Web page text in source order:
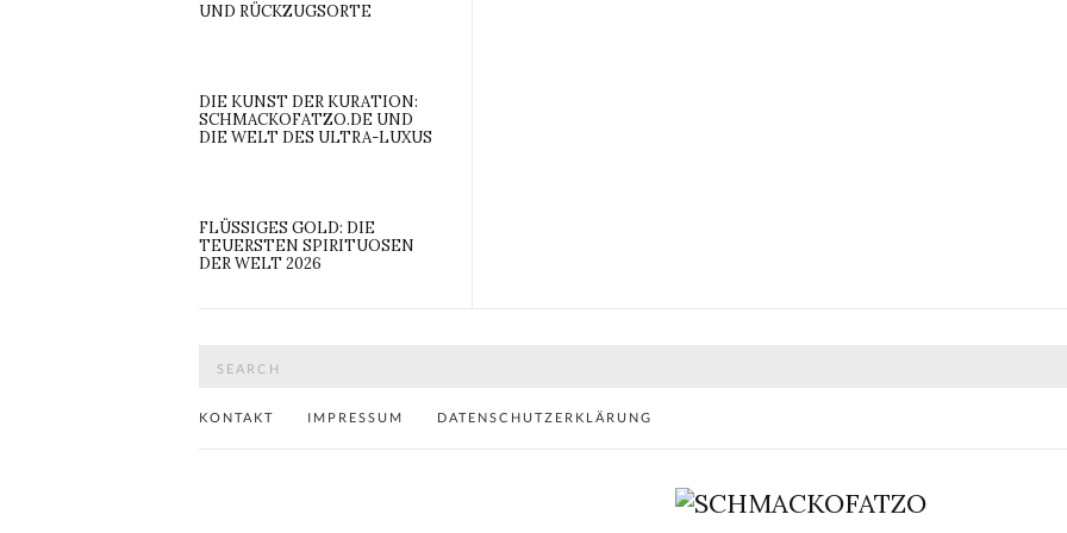
UND RÜCKZUGSORTE
DIE KUNST DER KURATION:
SCHMACKOFATZO.DE UND
DIE WELT DES ULTRA-LUXUS
FLÜSSIGES GOLD: DIE
TEUERSTEN SPIRITUOSEN
DER WELT 2026
KONTAKT IMPRESSUM DATENSCHUTZERKLÄRUNG